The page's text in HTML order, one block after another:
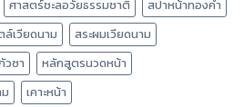
ศาสตร์ชะลอวัยธรรมชาติ
สปาหน้าทองคำ
ล์เวียดนาม
สระผมเวียดนาม
วซา
หลักสูตรนวดหน้า
เคาะหน้า